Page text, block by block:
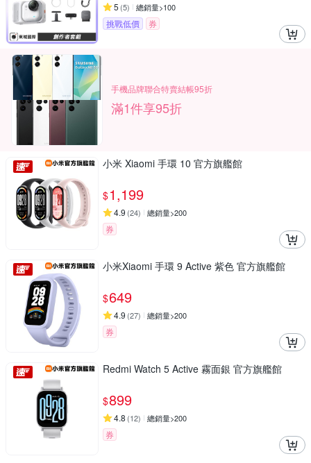
5 (5) 總銷量>100
挑戰低價 券
手機品牌聯合特賣結帳95折
滿1件享95折
小米 Xiaomi 手環 10 官方旗艦館
$1,199
4.9 (24) 總銷量>200
券
小米Xiaomi 手環 9 Active 紫色 官方旗艦館
$649
4.9 (27) 總銷量>200
券
Redmi Watch 5 Active 霧面銀 官方旗艦館
$899
4.8 (12) 總銷量>200
券